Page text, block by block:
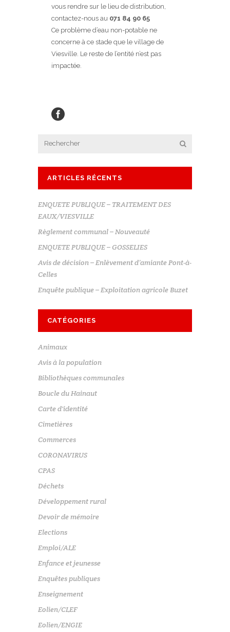
vous rendre sur le lieu de distribution,
contactez-nous au 071 84 90 65
Ce problème d’eau non-potable ne
concerne à ce stade que le village de
Viesville. Le reste de l’entité n’est pas
impactée.
ARTICLES RÉCENTS
ENQUETE PUBLIQUE – TRAITEMENT DES
EAUX/VIESVILLE
Règlement communal – Nouveauté
ENQUETE PUBLIQUE – GOSSELIES
Avis de décision – Enlèvement d’amiante Pont-à-
Celles
Enquête publique – Exploitation agricole Buzet
CATÉGORIES
Animaux
Avis à la population
Bibliothèques communales
Boucle du Hainaut
Carte d'identité
Cimetières
Commerces
CORONAVIRUS
CPAS
Déchets
Développement rural
Devoir de mémoire
Elections
Emploi/ALE
Enfance et jeunesse
Enquêtes publiques
Enseignement
Eolien/CLEF
Eolien/ENGIE